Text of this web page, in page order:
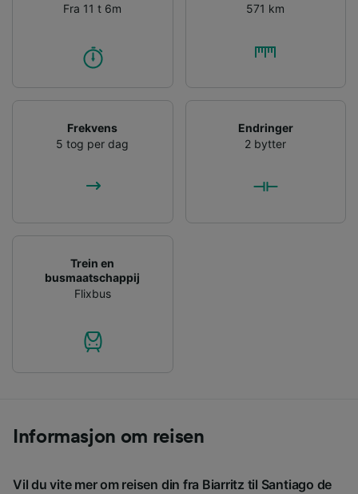
Fra 11 t 6m
571 km
Frekvens
5 tog per dag
Endringer
2 bytter
Trein en
busmaatschappij
Flixbus
Informasjon om reisen
Vil du vite mer om reisen din fra Biarritz til Santiago de